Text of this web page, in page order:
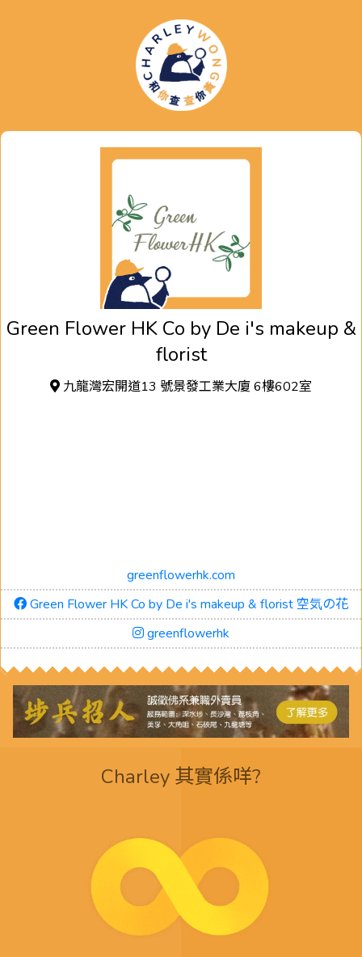
Green Flower HK Co by De i's makeup &
florist
九龍灣宏開道13 號景發工業大廈 6樓602室
greenflowerhk.com
Green Flower HK Co by De i's makeup & florist 空気の花
greenflowerhk
Charley 其實係咩?